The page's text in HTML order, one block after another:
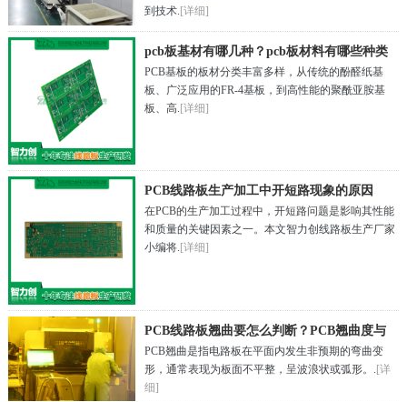
到技术. [详细]
pcb板基材有哪几种？pcb板材料有哪些种类
PCB基板的板材分类丰富多样，从传统的酚醛纸基
板、广泛应用的FR-4基板，到高性能的聚酰亚胺基
板、高. [详细]
PCB线路板生产加工中开短路现象的原因
在PCB的生产加工过程中，开短路问题是影响其性能
和质量的关键因素之一。本文智力创线路板生产厂家
小编将. [详细]
PCB线路板翘曲要怎么判断？PCB翘曲度与
扭曲度的计算
PCB翘曲是指电路板在平面内发生非预期的弯曲变
形，通常表现为板面不平整，呈波浪状或弧形。. [详
细]